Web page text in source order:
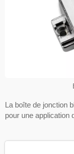
La boîte de jonction
pour une application